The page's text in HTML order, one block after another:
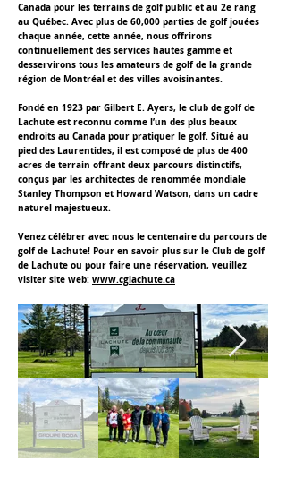
Canada pour les terrains de golf public et au 2e rang
au Québec. Avec plus de 60,000 parties de golf jouées
chaque année, cette année, nous offrirons
continuellement des services hautes gamme et
desservirons tous les amateurs de golf de la grande
région de Montréal et des villes avoisinantes.
Fondé en 1923 par Gilbert E. Ayers, le club de golf de
Lachute est reconnu comme l’un des plus beaux
endroits au Canada pour pratiquer le golf. Situé au
pied des Laurentides, il est composé de plus de 400
acres de terrain offrant deux parcours distinctifs,
conçus par les architectes de renommée mondiale
Stanley Thompson et Howard Watson, dans un cadre
naturel majestueux.
Venez célébrer avec nous le centenaire du parcours de
golf de Lachute! Pour en savoir plus sur le Club de golf
de Lachute ou pour faire une réservation, veuillez
visiter site web: www.cglachute.ca